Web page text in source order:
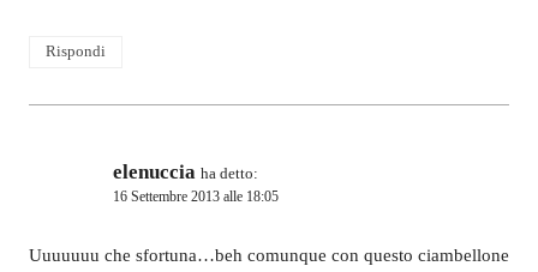
Rispondi
elenuccia ha detto:
16 Settembre 2013 alle 18:05
Uuuuuuu che sfortuna…beh comunque con questo ciambellone